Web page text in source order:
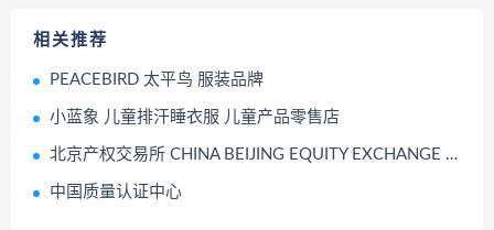
相关推荐
PEACEBIRD 太平鸟 服装品牌
小蓝象 儿童排汗睡衣服 儿童产品零售店
北京产权交易所 CHINA BEIJING EQUITY EXCHANGE 产权转让 产权交易 展示牌
中国质量认证中心